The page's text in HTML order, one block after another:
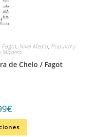
Fagot, Nivel Medio, Popular y
Madera
de Chelo / Fagot
€